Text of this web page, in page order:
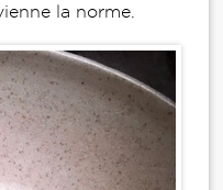
la norme.